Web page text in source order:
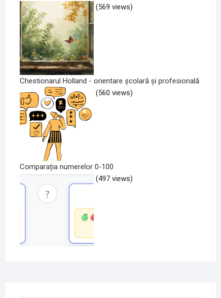
(569 views)
Chestionarul Holland - orientare școlară și profesională
(560 views)
Comparația numerelor 0-100
(497 views)